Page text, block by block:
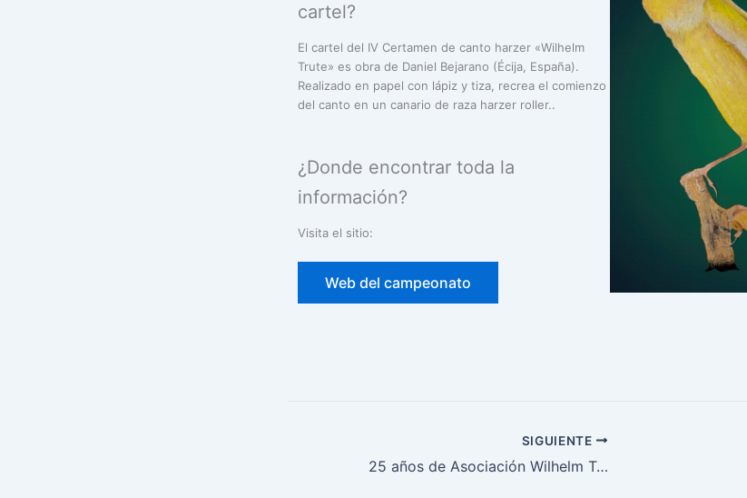
cartel?
El cartel del IV Certamen de canto harzer «Wilhelm
Trute» es obra de Daniel Bejarano (Écija, España).
Realizado en papel con lápiz y tiza, recrea el comienzo
del canto en un canario de raza harzer roller..
¿Donde encontrar toda la
información?
Visita el sitio:
Web del campeonato
SIGUIENTE
25 años de Asociación Wilhelm Trute